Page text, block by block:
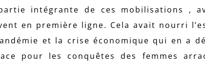
intégrante de ces mobilisations ,
en première ligne. Cela avait nourri
et la crise économique qui en a
pour les conquêtes des femmes